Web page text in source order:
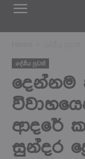
දේශිය පුවත්
දෙන්නම
ආදරේ
සුන්දර